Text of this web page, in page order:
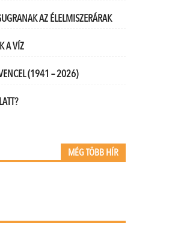
AZ ÉLELMISZERÁRAK
A VÍZ
(1941 – 2026)
MÉG TÖBB HÍR